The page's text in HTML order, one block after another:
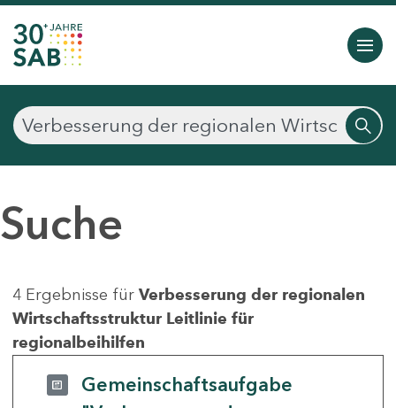
Suche
4 Ergebnisse für Verbesserung der regionalen
Wirtschaftsstruktur Leitlinie für
regionalbeihilfen
Gemeinschaftsaufgabe